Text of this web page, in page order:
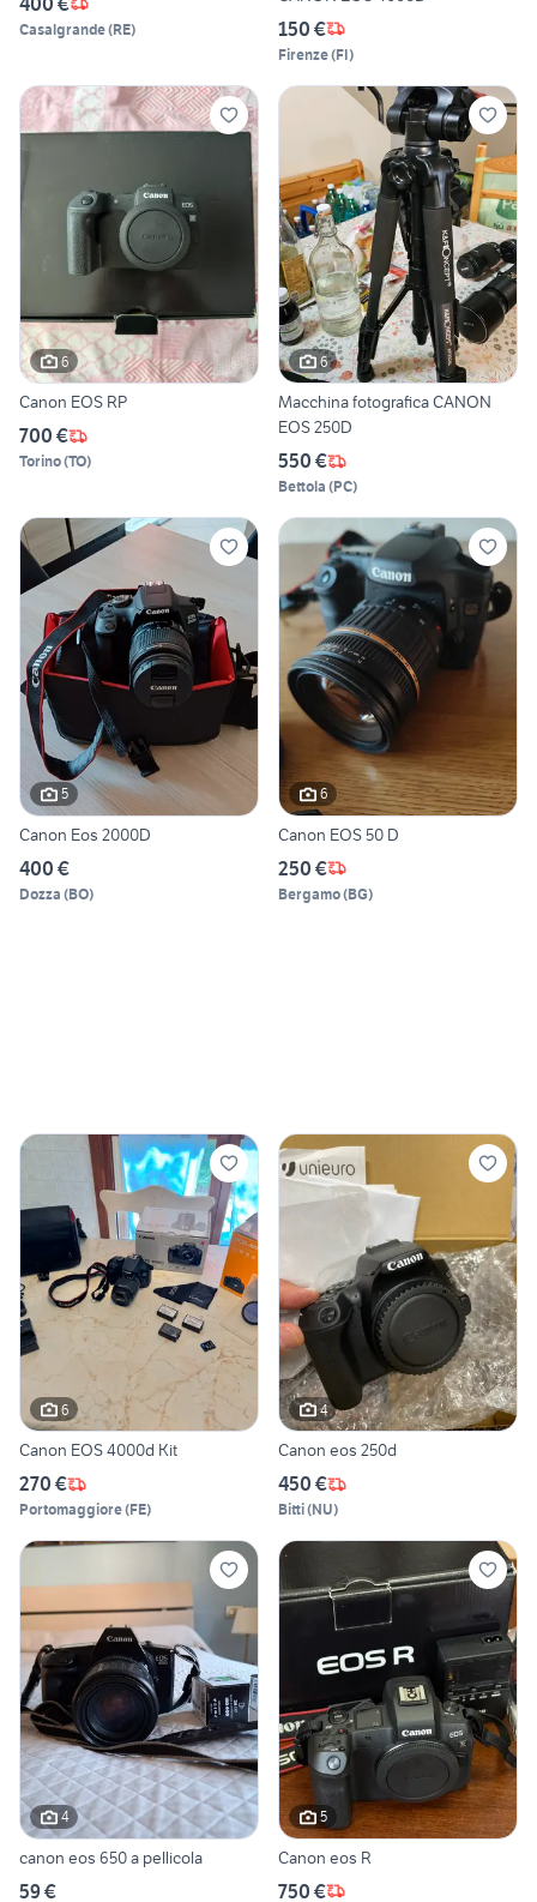
Casalgrande(RE) 150 €
Firenze(FI)
6
Canon EOS RP
700 €
Torino(TO)
6
Macchina fotografica CANON
EOS 250D
550 €
Bettola (PC)
5
Canon Eos 2000D
400 €
Dozza (BO)
6
Canon EOS 50 D
250 €
Bergamo(BG)
6
Canon EOS 4000d Kit
270 €
Portomaggiore(FE)
4
Canon eos 250d
450 €
Bitti(NU)
4
canon eos 650 a pellicola
59 €
5
Canon eos R
750 €